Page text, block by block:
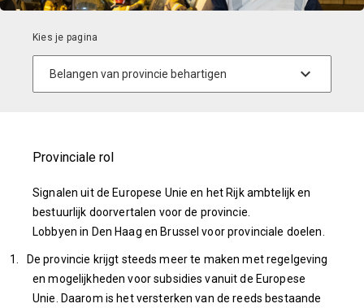
Provinciale rol
Signalen uit de Europese Unie en het Rijk ambtelijk en
bestuurlijk doorvertalen voor de provincie.
Lobbyen in Den Haag en Brussel voor provinciale doelen.
1. De provincie krijgt steeds meer te maken met regelgeving
en mogelijkheden voor subsidies vanuit de Europese
Unie. Daarom is het versterken van de reeds bestaande